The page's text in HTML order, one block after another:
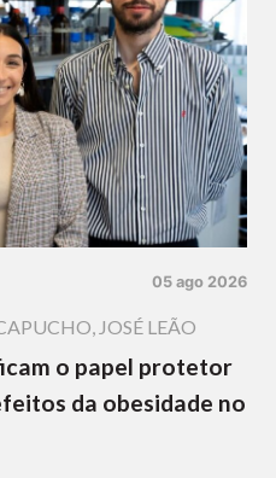
05 ago 2026
, JOSÉ LEÃO
o papel protetor
da obesidade no